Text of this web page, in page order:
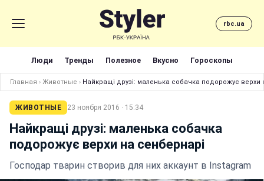
rbc.ua
Люди Тренды Полезное Вкусно Гороскопы
Главная › Животные › Найкращі друзі: маленька собачка подорожує верхи
ЖИВОТНЫЕ 23 ноября 2016 · 15:34
Найкращі друзі: маленька собачка
подорожує верхи на сенбернарі
Господар тварин створив для них аккаунт в Instagram